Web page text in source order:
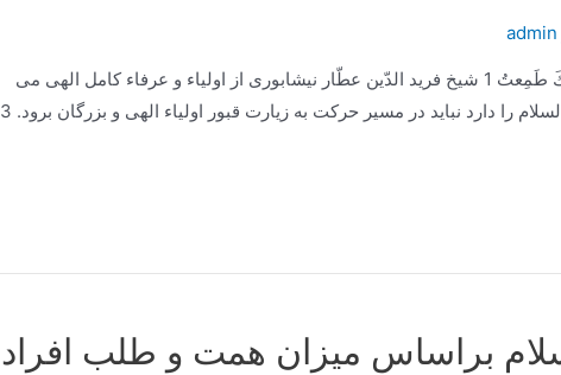
admin
اِذَا رَأيتُ مَولاي ذُنُوبِي فَزِعتُ، وَ اِذَا رَأيتُ كَرَمَكَ طَمِعتُ 1 شیخ فرید الدّین عطّار نیشابوری از اولیاء و عرفاء کامل الهی می
باشد. 2 فردی که قصد زیارت امام رضا علیه السلام را دارد نباید در مسیر حرکت به زیارت قبور اولیاء الهی و بزرگان برود. 3
براساس میزان همت و طلب افراد